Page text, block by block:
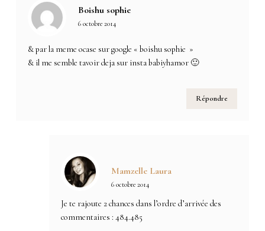
Boishu sophie
6 octobre 2014
& par la meme ocase sur google « boishu sophie »
& il me semble tavoir deja sur insta babiyhamor 🙂
Répondre
Mamzelle Laura
6 octobre 2014
Je te rajoute 2 chances dans l’ordre d’arrivée des
commentaires : 484.485